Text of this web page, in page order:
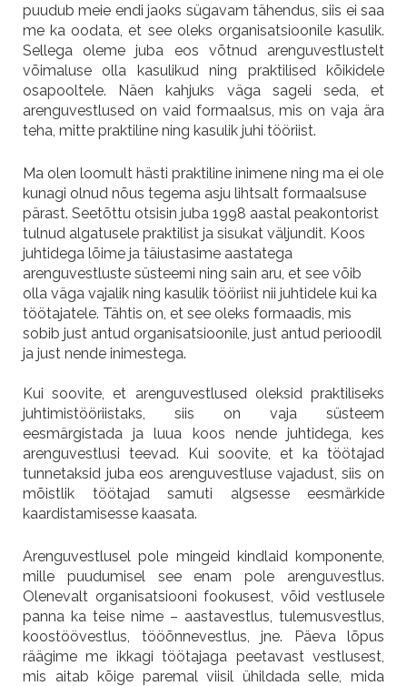
puudub meie endi jaoks sügavam tähendus, siis ei saa
me ka oodata, et see oleks organisatsioonile kasulik.
Sellega oleme juba eos võtnud arenguvestlustelt
võimaluse olla kasulikud ning praktilised kõikidele
osapooltele. Näen kahjuks väga sageli seda, et
arenguvestlused on vaid formaalsus, mis on vaja ära
teha, mitte praktiline ning kasulik juhi tööriist.
Ma olen loomult hästi praktiline inimene ning ma ei ole
kunagi olnud nõus tegema asju lihtsalt formaalsuse
pärast. Seetõttu otsisin juba 1998 aastal peakontorist
tulnud algatusele praktilist ja sisukat väljundit. Koos
juhtidega lõime ja täiustasime aastatega
arenguvestluste süsteemi ning sain aru, et see võib
olla väga vajalik ning kasulik tööriist nii juhtidele kui ka
töötajatele. Tähtis on, et see oleks formaadis, mis
sobib just antud organisatsioonile, just antud perioodil
ja just nende inimestega.
Kui soovite, et arenguvestlused oleksid praktiliseks
juhtimistööriistaks, siis on vaja süsteem
eesmärgistada ja luua koos nende juhtidega, kes
arenguvestlusi teevad. Kui soovite, et ka töötajad
tunnetaksid juba eos arenguvestluse vajadust, siis on
mõistlik töötajad samuti algsesse eesmärkide
kaardistamisesse kaasata.
Arenguvestlusel pole mingeid kindlaid komponente,
mille puudumisel see enam pole arenguvestlus.
Olenevalt organisatsiooni fookusest, võid vestlusele
panna ka teise nime – aastavestlus, tulemusvestlus,
koostöövestlus, tööõnnevestlus, jne. Päeva lõpus
räägime me ikkagi töötajaga peetavast vestlusest,
mis aitab kõige paremal viisil ühildada selle, mida